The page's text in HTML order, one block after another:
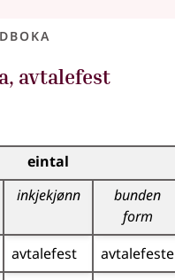
, avtalefest
for dette adjektivet
eintal
inkjekjønn
bunden
form
avtalefest avtalefeste